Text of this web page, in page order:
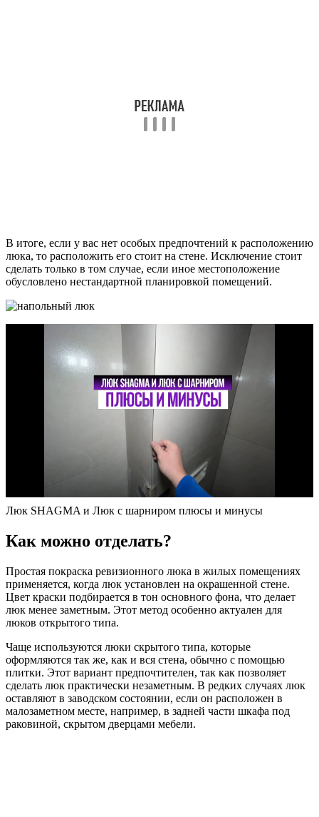
В итоге, если у вас нет особых предпочтений к расположению
люка, то расположить его стоит на стене. Исключение стоит
сделать только в том случае, если иное местоположение
обусловлено нестандартной планировкой помещений.
Люк SHAGMA и Люк с шарниром плюсы и минусы
Как можно отделать?
Простая покраска ревизионного люка в жилых помещениях
применяется, когда люк установлен на окрашенной стене.
Цвет краски подбирается в тон основного фона, что делает
люк менее заметным. Этот метод особенно актуален для
люков открытого типа.
Чаще используются люки скрытого типа, которые
оформляются так же, как и вся стена, обычно с помощью
плитки. Этот вариант предпочтителен, так как позволяет
сделать люк практически незаметным. В редких случаях люк
оставляют в заводском состоянии, если он расположен в
малозаметном месте, например, в задней части шкафа под
раковиной, скрытом дверцами мебели.